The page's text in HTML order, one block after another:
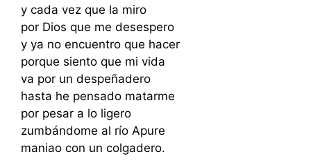
y cada vez que la miro
por Dios que me desespero
y ya no encuentro que hacer
porque siento que mi vida
va por un despeñadero
hasta he pensado matarme
por pesar a lo ligero
zumbándome al río Apure
maniao con un colgadero.